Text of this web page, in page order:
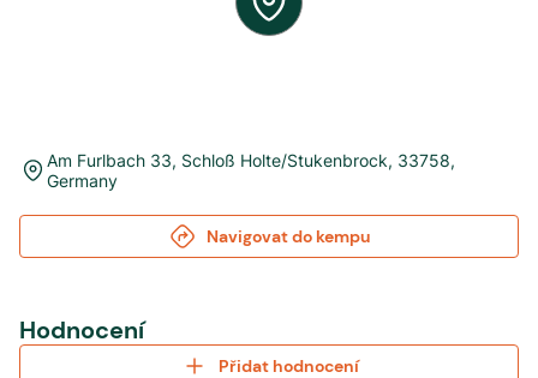
Am Furlbach 33, Schloß Holte/Stukenbrock, 33758,
Germany
Navigovat do kempu
Hodnocení
Přidat hodnocení